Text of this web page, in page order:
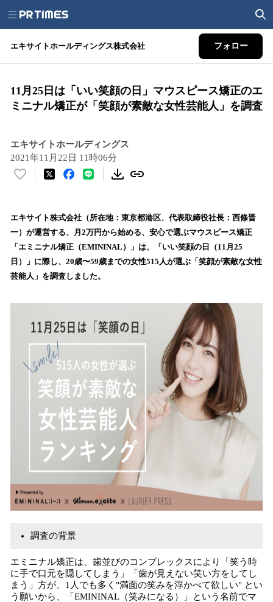
エキサイトホールディングス株式会社 フォロー
11月25日は「いい笑顔の日」マウスピース矯正のエ
ミニナル矯正が「笑顔が素敵な女性芸能人」を調査
エキサイトホールディングス
2021年11月22日 11時06分
い
！
数
を
読
み
込
エキサイト株式会社（所在地：東京都港区、代表取締役社長：西條晋
一）が運営する、月2万円から始める、安心で選ぶマウスピース矯正
「エミニナル矯正（EMININAL）」は、「いい笑顔の日（11月25
日）」に際し、20歳〜59歳までの女性515人が選ぶ「笑顔が素敵な女性
芸能人」を調査しました。
​調査の背景
エミニナル矯正は、歯並びのコンプレックスにより「笑う時
に手で口元を隠してしまう」「歯が見えない笑い方をしてし
まう」方が、1人でも多く"満面の笑みを浮かべて欲しい" とい
う願いから、「EMININAL（笑みになる）」という名前でマ